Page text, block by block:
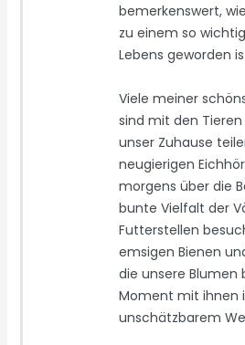
bemerkenswert,
zu einem so
Lebens geworden
Viele meiner
sind mit den
unser Zuhause
neugierigen
morgens über die
bunte Vielfalt der
Futterstellen
emsigen Bienen
die unsere
Moment mit ihnen
unschätzbarem